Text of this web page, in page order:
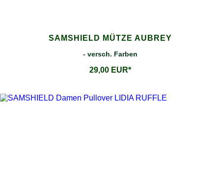
SAMSHIELD MÜTZE AUBREY
- versch. Farben
29,00 EUR*